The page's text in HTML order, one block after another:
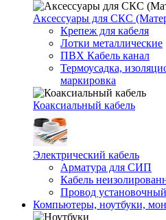
Аксессуары для СКС
Крепеж для кабеля
Лотки металлические
ПВХ Кабель канал
Термоусадка,
маркировка
Коаксиальный кабель
Электрический кабель
Арматура для СИП
Кабель
Провод установочный
Компьютеры, ноутбуки,